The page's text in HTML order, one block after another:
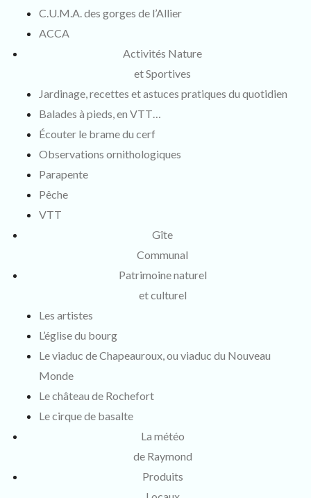
C.U.M.A. des gorges de l’Allier
ACCA
Activités Nature
et Sportives
Jardinage, recettes et astuces pratiques du quotidien
Balades à pieds, en VTT…
Écouter le brame du cerf
Observations ornithologiques
Parapente
Pêche
VTT
Gîte
Communal
Patrimoine naturel
et culturel
Les artistes
L’église du bourg
Le viaduc de Chapeauroux, ou viaduc du Nouveau
Monde
Le château de Rochefort
Le cirque de basalte
La météo
de Raymond
Produits